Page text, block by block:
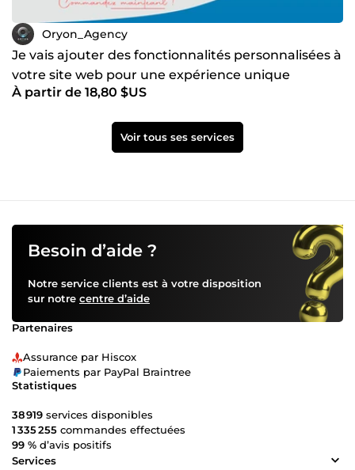
Oryon_Agency
Je vais ajouter des fonctionnalités personnalisées à
votre site web pour une expérience unique
À partir de 18,80 $US
Voir tous ses services
Besoin d’aide ?
Notre service clients est à votre disposition
sur notre centre d’aide
Partenaires
Assurance par Hiscox
Paiements par PayPal Braintree
Statistiques
38 919 services disponibles
1 335 255 commandes effectuées
99 % d’avis positifs
Services